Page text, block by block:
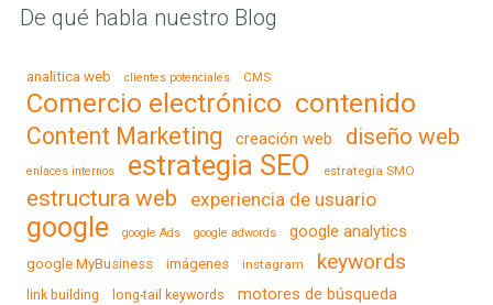
De qué habla nuestro Blog
analitica web clientes potenciales CMS
Comercio electrónico contenido
Content Marketing creación web diseño web
enlaces internos estrategia SEO estrategia SMO
estructura web experiencia de usuario
google google Ads google adwords google analytics
google MyBusiness imágenes instagram keywords
link building long-tail keywords
motores de búsqueda